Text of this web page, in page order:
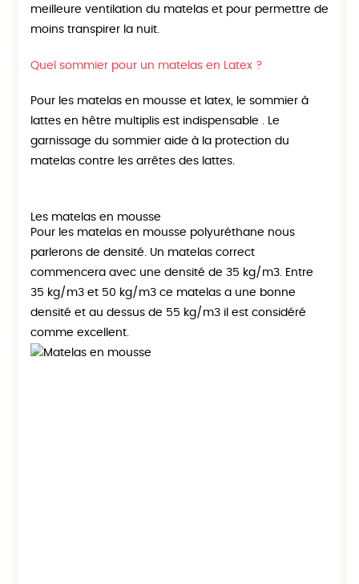
meilleure ventilation du matelas et pour permettre de
moins transpirer la nuit.
Quel sommier pour un matelas en Latex ?
Pour les matelas en mousse et latex, le sommier à
lattes en hêtre multiplis est indispensable . Le
garnissage du sommier aide à la protection du
matelas contre les arrêtes des lattes.
Les matelas en mousse
Pour les matelas en mousse polyuréthane nous
parlerons de densité. Un matelas correct
commencera avec une densité de 35 kg/m3. Entre
35 kg/m3 et 50 kg/m3 ce matelas a une bonne
densité et au dessus de 55 kg/m3 il est considéré
comme excellent.